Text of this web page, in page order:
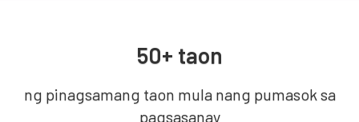
50+ taon
ng pinagsamang taon mula nang pumasok sa
pagsasanay